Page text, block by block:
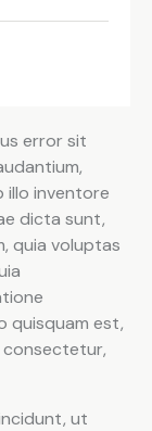
error sit
illo inventore
dicta sunt,
quia voluptas
quisquam est,
consectetur,
ut